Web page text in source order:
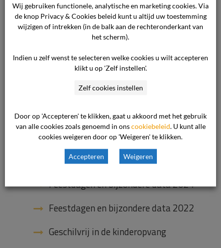
Ook interessant
Feestdagen en bijzondere data 2025
De Proeftuin: Juridisch Loket en De
Onze nieuwe voorzitter van het
bestuur
Terugblik op een dynamisch jaar
Feestdagen en bijzondere data 2024
Feestdagen en bijzondere data 2022
Geschilvrij in de kinderopvang
Wij gebruiken functionele, analytische en marketing cookies. Via
de knop Privacy & Cookies beleid kunt u altijd uw toestemming
wijzigen of intrekken (in de balk aan de rechteronderkant van
het scherm).
Indien u zelf wenst te selecteren welke cookies u wilt accepteren
klikt u op 'Zelf instellen'.
Zelf cookies instellen
Door op 'Accepteren' te klikken, gaat u akkoord met het gebruik
van alle cookies zoals genoemd in onscookiebeleid. U kunt alle
cookies weigeren door op 'Weigeren' te klikken.
Accepteren Weigeren